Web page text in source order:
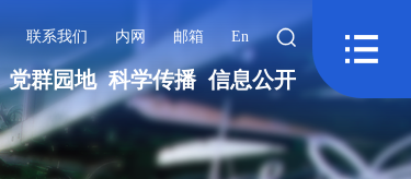
联系我们 内网 邮箱 En
党群园地 科学传播 信息公开